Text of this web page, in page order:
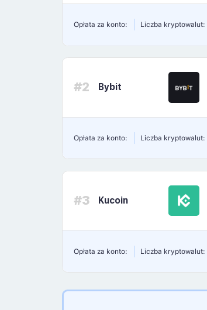
Opłata za konto: Liczba kryptowalut:
#2 Bybit
Opłata za konto: Liczba kryptowalut:
#3 Kucoin
Opłata za konto: Liczba kryptowalut: